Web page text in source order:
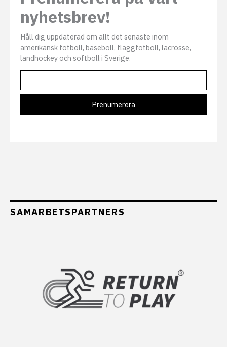
nyhetsbrev!
Håll dig uppdaterad om allt det senaste inom
amerikansk fotboll, baseboll, flaggfotboll, lacrosse,
landhockey och softboll i Sverige.
SAMARBETSPARTNERS